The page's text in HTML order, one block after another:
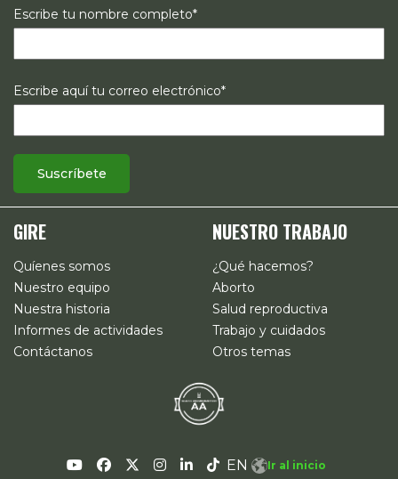
Escribe tu nombre completo*
Escribe aquí tu correo electrónico*
GIRE
Quíenes somos
Nuestro equipo
Nuestra historia
Informes de actividades
Contáctanos
NUESTRO TRABAJO
¿Qué hacemos?
Aborto
Salud reproductiva
Trabajo y cuidados
Otros temas
EN Ir al inicio